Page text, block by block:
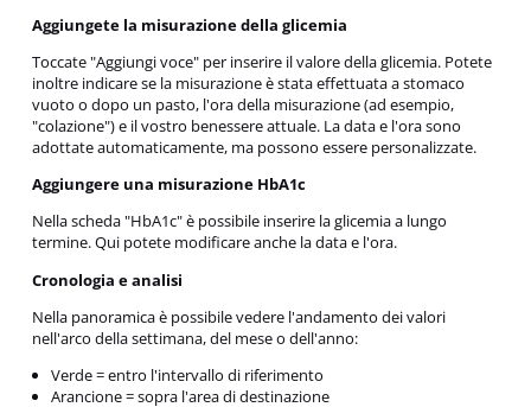
Aggiungete la misurazione della glicemia
Toccate "Aggiungi voce" per inserire il valore della glicemia. Potete
inoltre indicare se la misurazione è stata effettuata a stomaco
vuoto o dopo un pasto, l'ora della misurazione (ad esempio,
"colazione") e il vostro benessere attuale. La data e l'ora sono
adottate automaticamente, ma possono essere personalizzate.
Aggiungere una misurazione HbA1c
Nella scheda "HbA1c" è possibile inserire la glicemia a lungo
termine. Qui potete modificare anche la data e l'ora.
Cronologia e analisi
Nella panoramica è possibile vedere l'andamento dei valori
nell'arco della settimana, del mese o dell'anno:
Verde = entro l'intervallo di riferimento
Arancione = sopra l'area di destinazione